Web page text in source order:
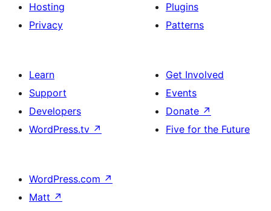
Hosting
Privacy
Plugins
Patterns
Learn
Support
Developers
WordPress.tv ↗
Get Involved
Events
Donate ↗
Five for the Future
WordPress.com ↗
Matt ↗